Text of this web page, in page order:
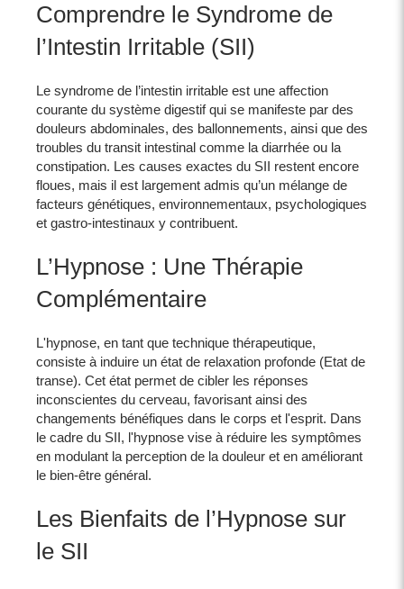
Comprendre le Syndrome de
l’Intestin Irritable (SII)
Le syndrome de l’intestin irritable est une affection
courante du système digestif qui se manifeste par des
douleurs abdominales, des ballonnements, ainsi que des
troubles du transit intestinal comme la diarrhée ou la
constipation. Les causes exactes du SII restent encore
floues, mais il est largement admis qu’un mélange de
facteurs génétiques, environnementaux, psychologiques
et gastro-intestinaux y contribuent.
L’Hypnose : Une Thérapie
Complémentaire
L'hypnose, en tant que technique thérapeutique,
consiste à induire un état de relaxation profonde (Etat de
transe). Cet état permet de cibler les réponses
inconscientes du cerveau, favorisant ainsi des
changements bénéfiques dans le corps et l'esprit. Dans
le cadre du SII, l'hypnose vise à réduire les symptômes
en modulant la perception de la douleur et en améliorant
le bien-être général.
Les Bienfaits de l’Hypnose sur
le SII